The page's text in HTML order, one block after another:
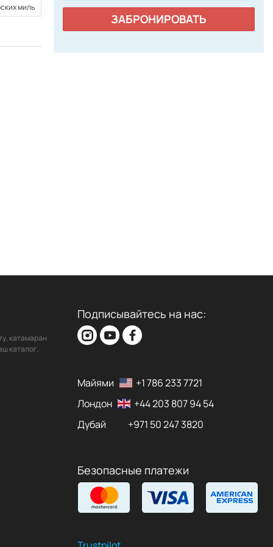
миль 1,89 морских миль
ЗАБРОНИРОВАТЬ
катамаран
каталог,
Подписывайтесь на нас:
Майями
+1 786 233 7721
Лондон
+44 203 807 94 54
Дубай
+971 50 247 3820
Безопасные платежи